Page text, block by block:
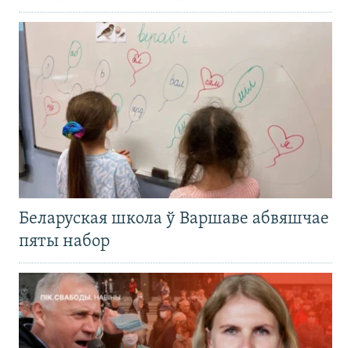
Беларуская школа ў Варшаве абвяшчае
пяты набор